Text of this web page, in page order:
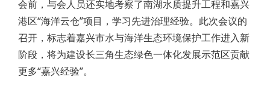
会前，与会人员还实地考察了南湖水质提升工程和嘉兴
港区“海洋云仓”项目，学习先进治理经验。此次会议的
召开，标志着嘉兴市水与海洋生态环境保护工作进入新
阶段，将为建设长三角生态绿色一体化发展示范区贡献
更多“嘉兴经验”。